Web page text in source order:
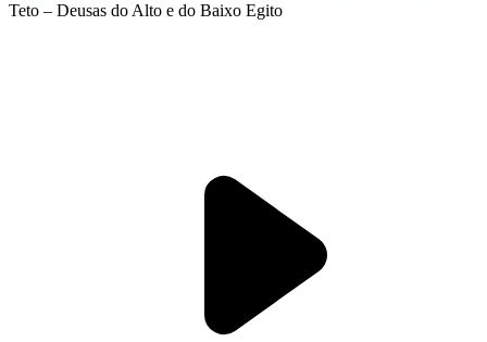
Teto – Deusas do Alto e do Baixo Egito